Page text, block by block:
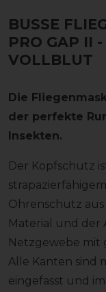
BUSSE
PRO GAP II
VOLLBLUT
Die
der perfekte
Insekten.
Der Kopfschutz
Ohrenschutz aus
Material und der
Netzgewebe mit
Alle Kanten sind
eingefasst und